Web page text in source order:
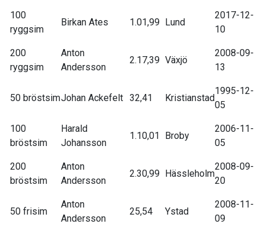
100
ryggsim
Birkan Ates 1.01,99 Lund
2017-12-
10
200
ryggsim
Anton
Andersson
2.17,39 Växjö
2008-09-
13
50 bröstsimJohan Ackefelt 32,41 Kristianstad
1995-12-
05
100
bröstsim
Harald
Johansson
1.10,01 Broby
2006-11-
05
200
bröstsim
Anton
Andersson
2.30,99 Hässleholm
2008-09-
20
50 frisim
Anton
Andersson
25,54 Ystad
2008-11-
09